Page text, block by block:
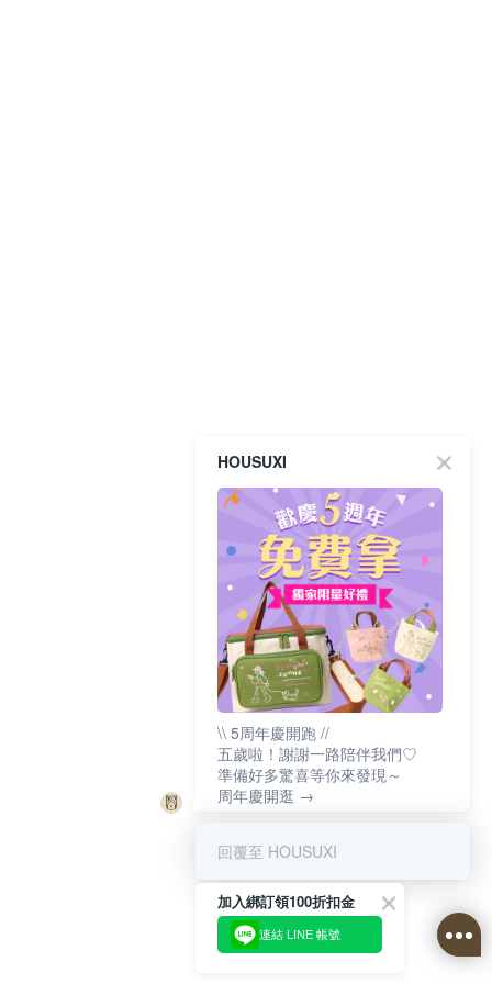
HOUSUXI
\\ 5周年慶開跑 //
五歲啦！謝謝一路陪伴我們♡
準備好多驚喜等你來發現～
周年慶開逛 →
回覆至 HOUSUXI
加入綁訂領100折扣金
連結 LINE 帳號